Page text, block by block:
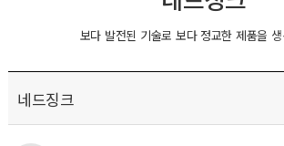
보다 발전된 기술로 보다 정교한 제품을
네드징크